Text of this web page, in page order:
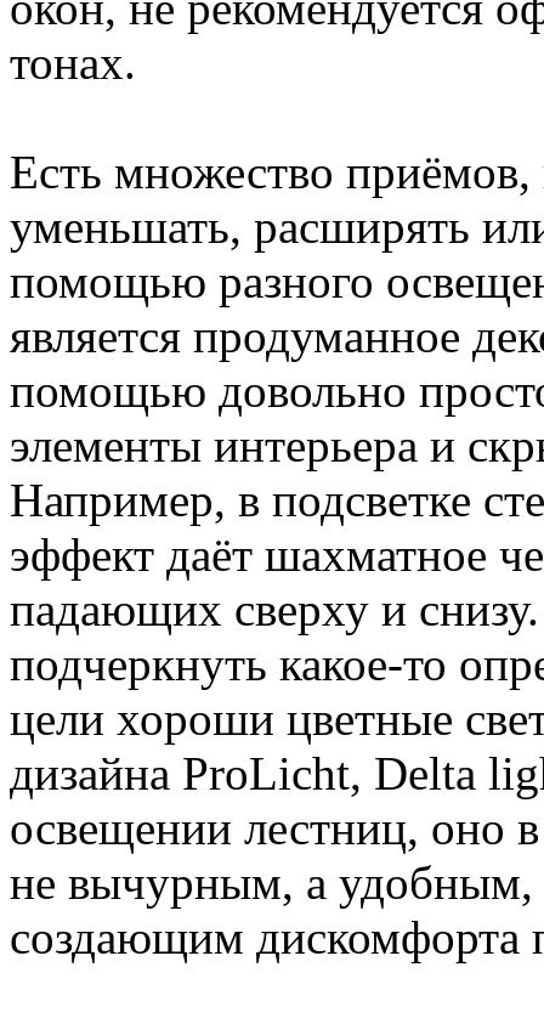
тонах.
Есть множество
уменьшать, расширять
помощью разного
является продуманное
помощью довольно
элементы интерьера и
Например, в подсветке
эффект даёт шахматное
падающих сверху и
подчеркнуть какое-то
цели хороши цветные
дизайна ProLicht, Delta
освещении лестниц, оно
не вычурным, а
создающим дискомфорта